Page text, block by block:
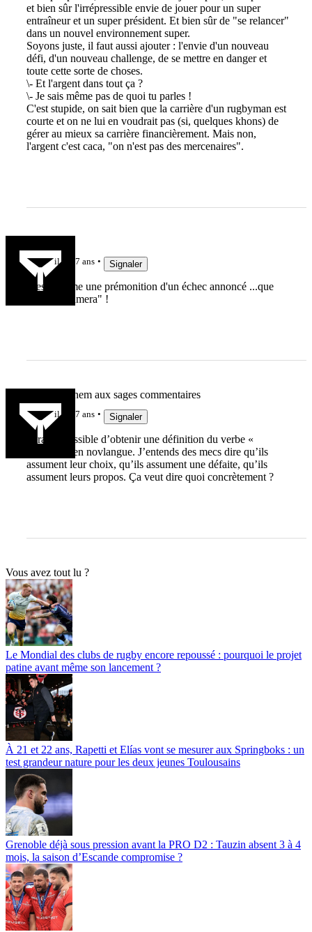
et bien sûr l'irrépressible envie de jouer pour un super
entraîneur et un super président. Et bien sûr de "se relancer"
dans un nouvel environnement super.
Soyons juste, il faut aussi ajouter : l'envie d'un nouveau
défi, d'un nouveau challenge, de se mettre en danger et
toute cette sorte de choses.
\- Et l'argent dans tout ça ?
\- Je sais même pas de quoi tu parles !
C'est stupide, on sait bien que la carrière d'un rugbyman est
courte et on ne lui en voudrait pas (si, quelques khons) de
gérer au mieux sa carrière financièrement. Mais non,
l'argent c'est caca, "on n'est pas des mercenaires".
il y a 7 ans Signaler
C'est comme une prémonition d'un échec annoncé ...que
Serin "assumera" !
Grand Sachem aux sages commentaires
il y a 7 ans Signaler
Serait il possible d’obtenir une définition du verbe «
assumer » en novlangue. J’entends des mecs dire qu’ils
assument leur choix, qu’ils assument une défaite, qu’ils
assument leurs propos. Ça veut dire quoi concrètement ?
Vous avez tout lu ?
Le Mondial des clubs de rugby encore repoussé : pourquoi le projet
patine avant même son lancement ?
À 21 et 22 ans, Rapetti et Elías vont se mesurer aux Springboks : un
test grandeur nature pour les deux jeunes Toulousains
Grenoble déjà sous pression avant la PRO D2 : Tauzin absent 3 à 4
mois, la saison d’Escande compromise ?